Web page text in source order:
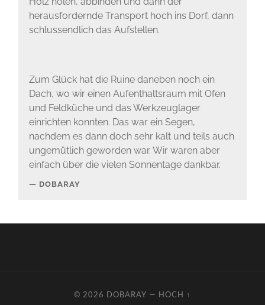
herausfordernde Transport hoch ins Dorf, dann
schlussendlich das Aufstellen.
Zum Glück hat die Ruine daneben noch ein
Dach, wo wir einen Aufenthaltsraum mit Ofen
und Feldküche und das Werkzeuglager
einrichten konnten. Das war ein Segen,
nachdem es dann doch sehr kalt und teils auch
ungemütlich geworden war. Wir waren aber
einfach über die vielen Sonnentage dankbar.
DOBARAY
© 2026 DOBARAY — HOCH ↑